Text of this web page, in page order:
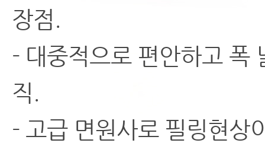
장점.
- 대중적으로 편안하고 폭
직.
- 고급 면원사로 필링현상